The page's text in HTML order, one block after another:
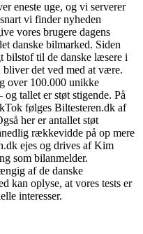
eneste uge, og vi serverer
vi finder nyheden
vores brugere dagens
danske bilmarked. Siden
bilstof til de danske læsere i
bliver det ved med at være.
over 100.000 unikke
og tallet er støt stigende. På
følges Biltesteren.dk af
her er antallet støt
rækkevidde på op mere
ejes og drives af Kim
som bilanmelder.
af de danske
kan oplyse, at vores tests er
interesser.